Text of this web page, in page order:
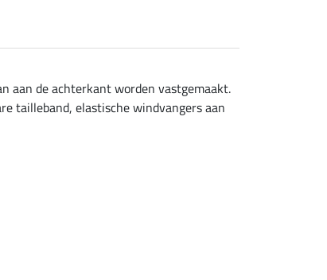
aan de achterkant worden vastgemaakt.
tailleband, elastische windvangers aan